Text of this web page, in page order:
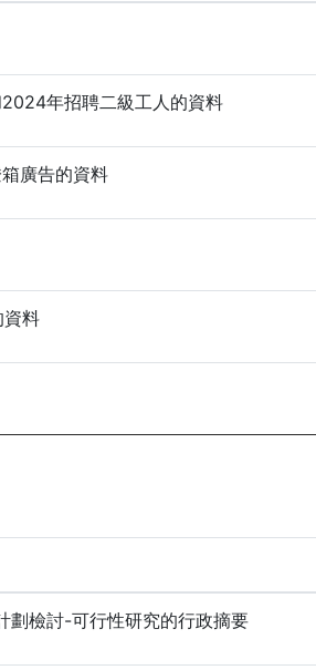
年招聘二級工人的資料
廣告的資料
資料
劃檢討-可行性研究的行政摘要